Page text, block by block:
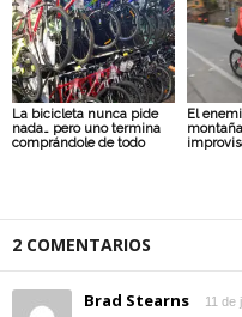
La bicicleta nunca pide
nada… pero uno termina
comprándole de todo
El
2 COMENTARIOS
Brad Stearns 11 de